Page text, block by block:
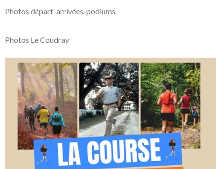
Photos départ-arrivées-podiums
Photos Le Coudray